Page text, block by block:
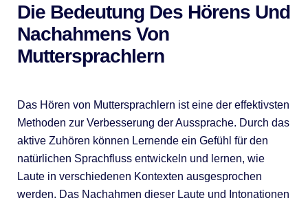
Die Bedeutung Des Hörens Und
Nachahmens Von
Muttersprachlern
Das Hören von Muttersprachlern ist eine der effektivsten
Methoden zur Verbesserung der Aussprache. Durch das
aktive Zuhören können Lernende ein Gefühl für den
natürlichen Sprachfluss entwickeln und lernen, wie
Laute in verschiedenen Kontexten ausgesprochen
werden. Das Nachahmen dieser Laute und Intonationen